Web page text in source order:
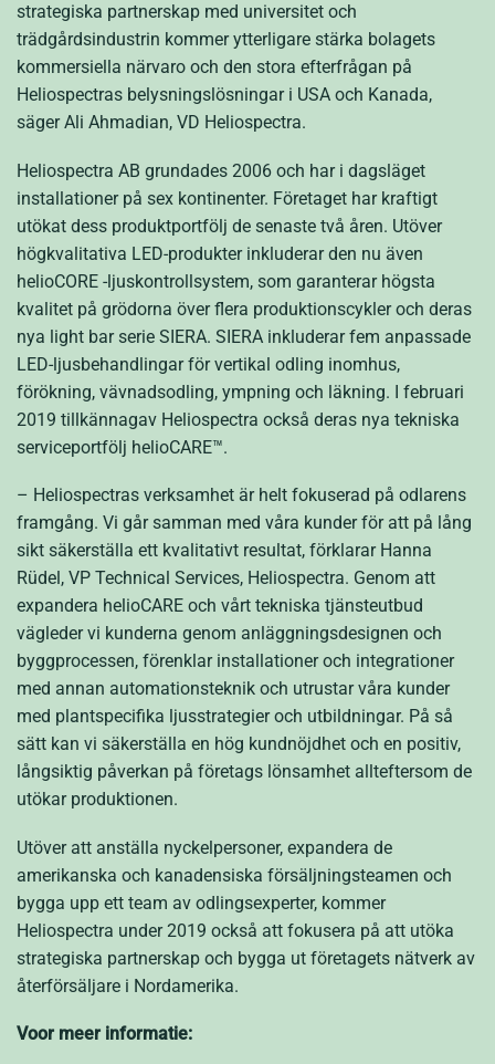
strategiska partnerskap med universitet och
trädgårdsindustrin kommer ytterligare stärka bolagets
kommersiella närvaro och den stora efterfrågan på
Heliospectras belysningslösningar i USA och Kanada,
säger Ali Ahmadian, VD Heliospectra.
Heliospectra AB grundades 2006 och har i dagsläget
installationer på sex kontinenter. Företaget har kraftigt
utökat dess produktportfölj de senaste två åren. Utöver
högkvalitativa LED-produkter inkluderar den nu även
helioCORE -ljuskontrollsystem, som garanterar högsta
kvalitet på grödorna över flera produktionscykler och deras
nya light bar serie SIERA. SIERA inkluderar fem anpassade
LED-ljusbehandlingar för vertikal odling inomhus,
förökning, vävnadsodling, ympning och läkning. I februari
2019 tillkännagav Heliospectra också deras nya tekniska
serviceportfölj helioCARE™.
– Heliospectras verksamhet är helt fokuserad på odlarens
framgång. Vi går samman med våra kunder för att på lång
sikt säkerställa ett kvalitativt resultat, förklarar Hanna
Rüdel, VP Technical Services, Heliospectra. Genom att
expandera helioCARE och vårt tekniska tjänsteutbud
vägleder vi kunderna genom anläggningsdesignen och
byggprocessen, förenklar installationer och integrationer
med annan automationsteknik och utrustar våra kunder
med plantspecifika ljusstrategier och utbildningar. På så
sätt kan vi säkerställa en hög kundnöjdhet och en positiv,
långsiktig påverkan på företags lönsamhet allteftersom de
utökar produktionen.
Utöver att anställa nyckelpersoner, expandera de
amerikanska och kanadensiska försäljningsteamen och
bygga upp ett team av odlingsexperter, kommer
Heliospectra under 2019 också att fokusera på att utöka
strategiska partnerskap och bygga ut företagets nätverk av
återförsäljare i Nordamerika.
Voor meer informatie: